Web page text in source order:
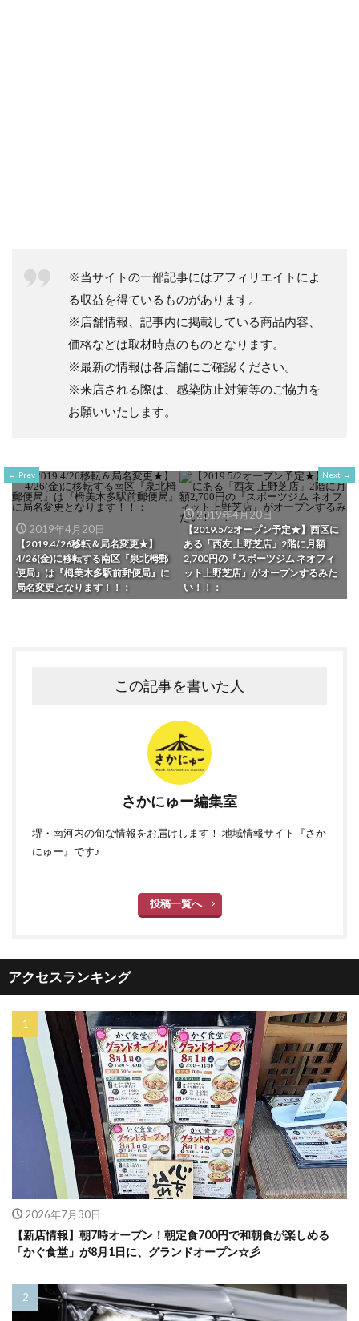
※当サイトの一部記事にはアフィリエイトによ
る収益を得ているものがあります。
※店舗情報、記事内に掲載している商品内容、
価格などは取材時点のものとなります。
※最新の情報は各店舗にご確認ください。
※来店される際は、感染防止対策等のご協力を
お願いいたします。
Prev
2019年4月20日
【2019.4/26移転＆局名変更★】
4/26(金)に移転する南区『泉北栂郵
便局』は『栂美木多駅前郵便局』に
局名変更となります！！：
Next
2019年4月20日
【2019.5/2オープン予定★】西区に
ある「西友 上野芝店」2階に月額
2,700円の『スポーツジム ネオフィ
ット上野芝店』がオープンするみた
い！！：
この記事を書いた人
さかにゅー編集室
堺・南河内の旬な情報をお届けします！ 地域情報サイト『さか
にゅー』です♪
投稿一覧へ
アクセスランキング
2026年7月30日
【新店情報】朝7時オープン！朝定食700円で和朝食が楽しめる
「かぐ食堂」が8月1日に、グランドオープン☆彡